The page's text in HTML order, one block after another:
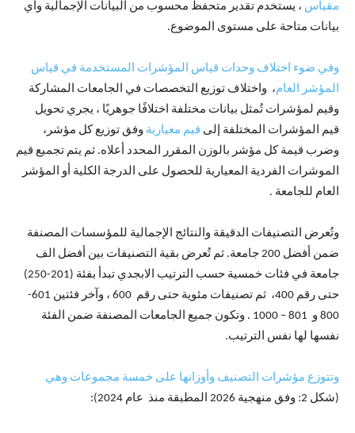
مقياس ، يستخدم تقدير متحفظ محسوب من البيانات الإجمالية وأي
بيانات متاحة على مستوى الموضوع.
وفي ضوء اختلاف وحدات قياس المؤشرات المستخدمة في قياس
المؤشر العام، واختلاف توزيع التخصصات في الجامعات المشاركة
وقيم لمؤشرات تُمثل بيانات مختلفة اختلافًا جوهريًا ، يجري تحويل
قيم المؤشرات المختلفة إلى قيم معيارية وفق توزيع كل مؤشر،
وضرب قيمة كل مؤشر بالوزن المقرر المحدد أعلاه. ثم يتم تجميع قيم
الموشرات الفردية المعيارية للحصول على الدرجة الكلية أو المؤشر
العام للجامعة .
وتُعرض التصنيفات الدقيقة والنتائج الإجمالية للمؤسسات المصنفة
ضمن أفضل 200 جامعة. ثم تُعرض بقية التصنيفات بين أفضل الف
جامعة في فئات خمسية حسب الترتيب الابجدي تبدأ بفئة (201-250)
حتى رقم 400، ثم تصنيفات مئوية حتى رقم 600 ، وآخر فئتين 601-
800 و 801 – 1000 . وتكون جميع الجامعات المصنفة ضمن الفئة
نفسها لها نفس الترتيب.
وتتوزع مؤشرات التصنيف وأوزانها على خمسة مجموعات وهي
(شكل 2: وفق منهجية 2026 المطبقة منذ عام 2024):